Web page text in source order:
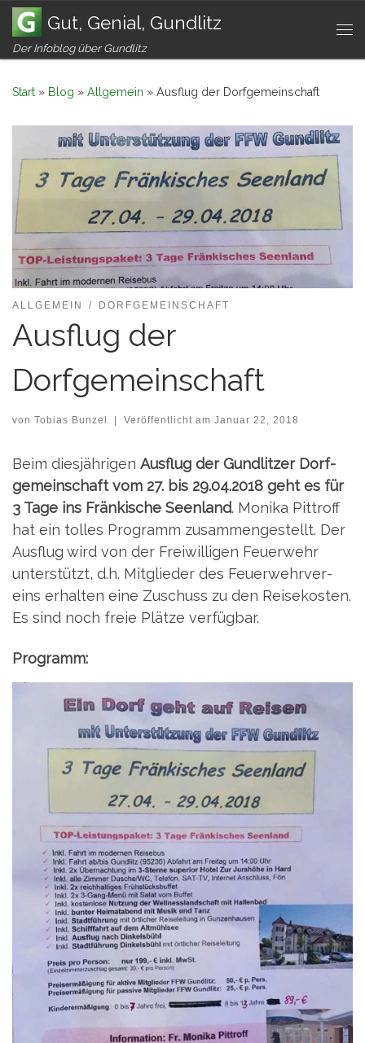
Zum Inhalt springen
Gut, Genial, Gundlitz
Der Infoblog über Gundlitz
Start » Blog » Allgemein » Ausflug der Dorfgemeinschaft
ALLGEMEIN DORFGEMEINSCHAFT
Ausflug der
Dorfgemeinschaft
von Tobias Bunzel Veröffentlicht am Januar 22, 2018
Beim dies­jäh­ri­gen Aus­flug der Gund­lit­zer Dorf­
ge­mein­schaft vom 27. bis 29.04.2018 geht es für
3 Tage ins Frän­ki­sche Seen­land. Moni­ka Pit­troff
hat ein tol­les Pro­gramm zusam­men­ge­stellt. Der
Aus­flug wird von der Frei­wil­li­gen Feu­er­wehr
unter­stützt, d.h. Mit­glie­der des Feu­er­wehr­ver­
eins erhal­ten eine Zuschuss zu den Rei­se­kos­ten.
Es sind noch freie Plät­ze verfügbar.
Pro­gramm: